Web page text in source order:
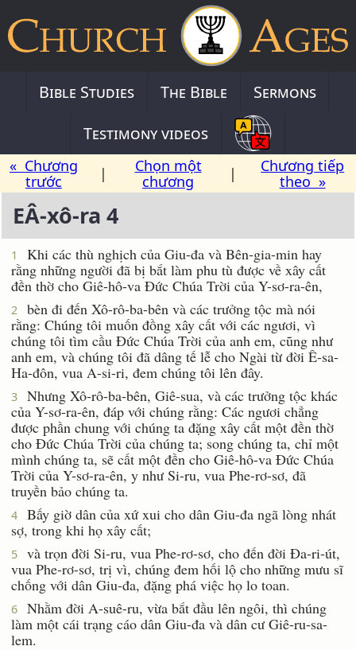
Bible Studies The Bible
Sermons
Testimony videos
« Chương
trước
|
Chọn một
chương
|
Chương tiếp
theo »
EÂ-xô-ra 4
1
Khi các thù nghịch của Giu-đa và Bên-gia-min hay
rằng những người đã bị bắt làm phu tù được về xây cất
đền thờ cho Giê-hô-va Ðức Chúa Trời của Y-sơ-ra-ên,
2
bèn đi đến Xô-rô-ba-bên và các trưởng tộc mà nói
rằng: Chúng tôi muốn đồng xây cất với các ngươi, vì
chúng tôi tìm cầu Ðức Chúa Trời của anh em, cũng như
anh em, và chúng tôi đã dâng tế lễ cho Ngài từ đời Ê-sa-
Ha-đôn, vua A-si-ri, đem chúng tôi lên đây.
3
Nhưng Xô-rô-ba-bên, Giê-sua, và các trưởng tộc khác
của Y-sơ-ra-ên, đáp với chúng rằng: Các ngươi chẳng
được phần chung với chúng ta đặng xây cất một đền thờ
cho Ðức Chúa Trời của chúng ta; song chúng ta, chỉ một
mình chúng ta, sẽ cất một đền cho Giê-hô-va Ðức Chúa
Trời của Y-sơ-ra-ên, y như Si-ru, vua Phe-rơ-sơ, đã
truyền bảo chúng ta.
4
Bấy giờ dân của xứ xui cho dân Giu-đa ngã lòng nhát
sợ, trong khi họ xây cất;
5
và trọn đời Si-ru, vua Phe-rơ-sơ, cho đến đời Ða-ri-út,
vua Phe-rơ-sơ, trị vì, chúng đem hối lộ cho những mưu sĩ
chống với dân Giu-đa, đặng phá việc họ lo toan.
6
Nhằm đời A-suê-ru, vừa bắt đầu lên ngôi, thì chúng
làm một cái trạng cáo dân Giu-đa và dân cư Giê-ru-sa-
lem.